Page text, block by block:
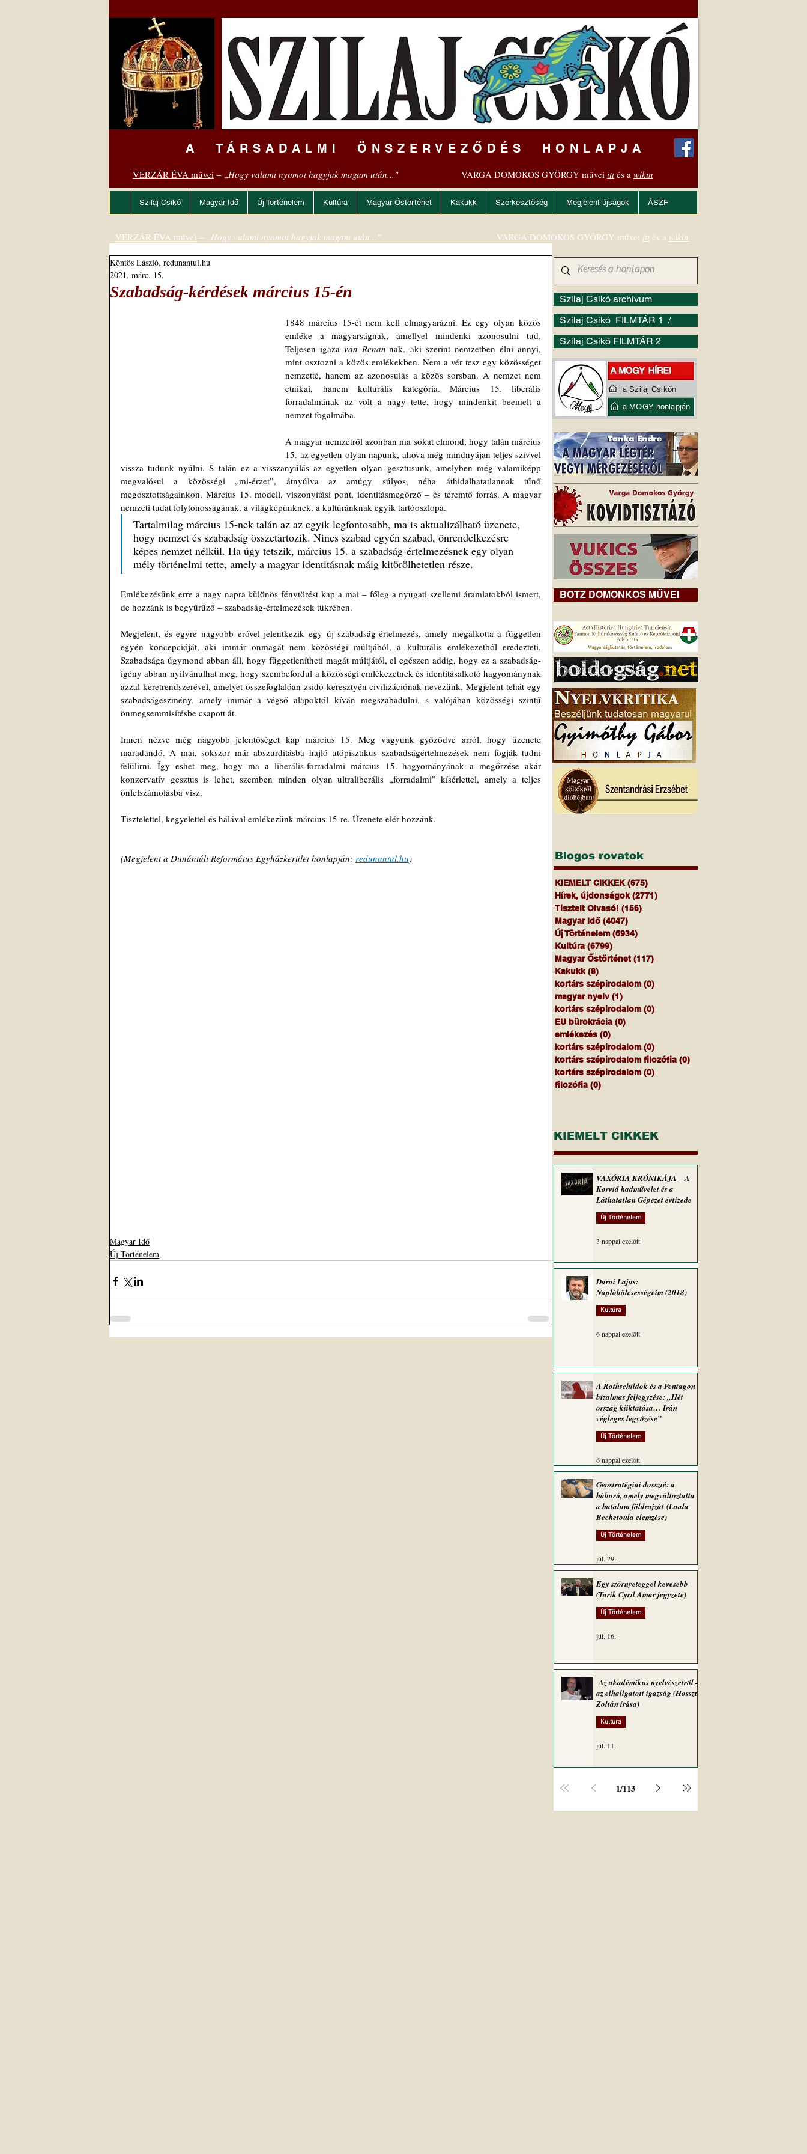
A TÁRSADALMI ÖNSZERVEZŐDÉS HONLAPJA
VERZÁR ÉVA művei – „Hogy valami nyomot hagyjak magam után..." VARGA DOMOKOS GYÖRGY művei ittés a wikin
Szilaj Csikó Magyar Idő Új Történelem Kultúra Magyar Őstörténet Kakukk Szerkesztőség Megjelent újságok ÁSZF
Szabadság-kérdések március 15-én
Köntös László, redunantul.hu
2021. márc. 15.
1848 március 15-ét nem kell elmagyarázni. Ez egy olyan közös
emléke a magyarságnak, amellyel mindenki azonosulni tud.
Teljesen igaza van Renan-nak, aki szerint nemzetben élni annyi,
mint osztozni a közös emlékekben. Nem a vér tesz egy közösséget
nemzetté, hanem az azonosulás a közös sorsban. A nemzet nem
etnikai, hanem kulturális kategória. Március 15. liberális
forradalmának az volt a nagy tette, hogy mindenkit beemelt a
nemzet fogalmába.
A magyar nemzetről azonban ma sokat elmond, hogy talán március
15. az egyetlen olyan napunk, ahova még mindnyájan teljes szívvel
vissza tudunk nyúlni. S talán ez a visszanyúlás az egyetlen olyan gesztusunk, amelyben még valamiképp
megvalósul a közösségi „mi-érzet”, átnyúlva az amúgy súlyos, néha áthidalhatatlannak tűnő
megosztottságainkon. Március 15. modell, viszonyítási pont, identitásmegőrző – és teremtő forrás. A magyar
nemzeti tudat folytonosságának, a világképünknek, a kultúránknak egyik tartóoszlopa.
Tartalmilag március 15-nek talán az az egyik legfontosabb, ma is aktualizálható üzenete,
hogy nemzet és szabadság összetartozik. Nincs szabad egyén szabad, önrendelkezésre
képes nemzet nélkül. Ha úgy tetszik, március 15. a szabadság-értelmezésnek egy olyan
mély történelmi tette, amely a magyar identitásnak máig kitörölhetetlen része.
Emlékezésünk erre a nagy napra különös fénytörést kap a mai – főleg a nyugati szellemi áramlatokból ismert,
de hozzánk is begyűrűző – szabadság-értelmezések tükrében.
Megjelent, és egyre nagyobb erővel jelentkezik egy új szabadság-értelmezés, amely megalkotta a független
egyén koncepcióját, aki immár önmagát nem közösségi múltjából, a kulturális emlékezetből eredezteti.
Szabadsága úgymond abban áll, hogy függetlenítheti magát múltjától, el egészen addig, hogy ez a szabadság-
igény abban nyilvánulhat meg, hogy szembefordul a közösségi emlékezetnek és identitásalkotó hagyománynak
azzal keretrendszerével, amelyet összefoglalóan zsidó-keresztyén civilizációnak nevezünk. Megjelent tehát egy
szabadságeszmény, amely immár a végső alapoktól kíván megszabadulni, s valójában közösségi szintű
önmegsemmisítésbe csapott át.
Innen nézve még nagyobb jelentőséget kap március 15. Meg vagyunk győződve arról, hogy üzenete
maradandó. A mai, sokszor már abszurditásba hajló utópisztikus szabadságértelmezések nem fogják tudni
felülírni. Így eshet meg, hogy ma a liberális-forradalmi március 15. hagyományának a megőrzése akár
konzervatív gesztus is lehet, szemben minden olyan ultraliberális „forradalmi” kísérlettel, amely a teljes
önfelszámolásba visz.
Tisztelettel, kegyelettel és hálával emlékezünk március 15-re. Üzenete elér hozzánk.
(Megjelent a Dunántúli Református Egyházkerület honlapján: redunantul.hu)
Magyar Idő
Új Történelem
Szilaj Csikó archívum
Szilaj Csikó FILMTÁR 1 /
Szilaj Csikó FILMTÁR 2
VERZÁR ÉVA művei – „Hogy valami nyomot hagyjak magam után..." VARGA DOMOKOS GYÖRGY művei itt és a wikin
BOTZ DOMONKOS MŰVEI
Blogos rovatok
KIEMELT CIKKEK (675)
Hírek, újdonságok (2771)
Tisztelt Olvasó! (156)
Magyar Idő (4047)
Új Történelem (6934)
Kultúra (6799)
Magyar Őstörténet (117)
Kakukk (8)
kortárs szépirodalom (0)
magyar nyelv (1)
kortárs szépirodalom (0)
EU bürokrácia (0)
emlékezés (0)
kortárs szépirodalom (0)
kortárs szépirodalom filozófia (0)
kortárs szépirodalom (0)
filozófia (0)
KIEMELT CIKKEK
VAXÓRIA KRÓNIKÁJA ‒ A
Korvid hadművelet és a
Láthatatlan Gépezet évtizede
Új Történelem
3 nappal ezelőtt
Darai Lajos:
Naplóbölcsességeim (2018)
Kultúra
6 nappal ezelőtt
A Rothschildok és a Pentagon
bizalmas feljegyzése: „Hét
ország kiiktatása… Irán
végleges legyőzése”
Új Történelem
6 nappal ezelőtt
Geostratégiai dosszié: a
háború, amely megváltoztatta
a hatalom földrajzát (Laala
Bechetoula elemzése)
Új Történelem
júl. 29.
Egy szörnyeteggel kevesebb
(Tarik Cyril Amar jegyzete)
Új Történelem
júl. 16.
Az akadémikus nyelvészetről –
az elhallgatott igazság (Hosszú
Zoltán írása)
Kultúra
júl. 11.
1/113
a Szilaj Csikón
a MOGY honlapján